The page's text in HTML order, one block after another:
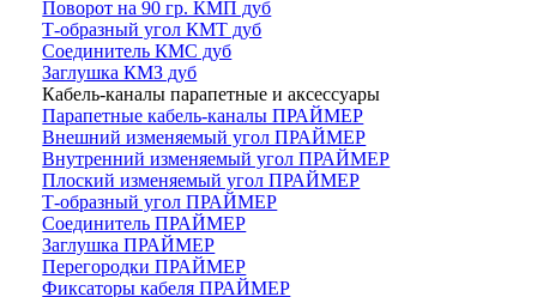
Поворот на 90 гр. КМП дуб
Т-образный угол КМТ дуб
Соединитель КМС дуб
Заглушка КМЗ дуб
Кабель-каналы парапетные и аксессуары
Парапетные кабель-каналы ПРАЙМЕР
Внешний изменяемый угол ПРАЙМЕР
Внутренний изменяемый угол ПРАЙМЕР
Плоский изменяемый угол ПРАЙМЕР
Т-образный угол ПРАЙМЕР
Соединитель ПРАЙМЕР
Заглушка ПРАЙМЕР
Перегородки ПРАЙМЕР
Фиксаторы кабеля ПРАЙМЕР